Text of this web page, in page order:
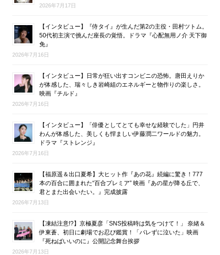
2026年7月17日
【インタビュー】『侍タイ』が生んだ第2の主役・田村ツトム。
50代初主演で挑んだ座長の覚悟。ドラマ『心配無用ノ介 天下御
免』
2026年7月16日
【インタビュー】日常が狂い出すコンビニの恐怖。唐田えりか
が体感した、瑞々しき岩崎組のエネルギーと物作りの楽しさ。
映画『チルド』
2026年7月16日
【インタビュー】「俳優としてとても幸せな経験でした」円井
わんが体感した、美しくも悍ましい伊藤潤二ワールドの魅力。
ドラマ『ストレンジ』
2026年7月16日
【福原遥＆出口夏希】大ヒット作『あの花』続編に驚き！777
本の百合に囲まれた“百合プレミア” 映画『あの星が降る丘で、
君とまた出会いたい。』完成披露
2026年7月13日
【凍結注意!?】京極夏彦「SNS投稿時は気をつけて！」 奈緒＆
伊東蒼、初日に劇場でお忍び鑑賞！「バレずに泣いた」映画
『死ねばいいのに』公開記念舞台挨拶
2026年7月13日